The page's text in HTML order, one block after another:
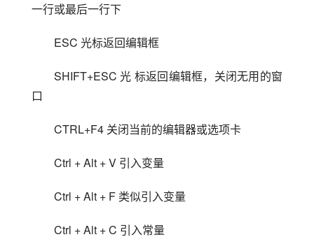
一行或最后一行下
ESC 光标返回编辑框
SHIFT+ESC 光 标返回编辑框，关闭无用的窗
口
CTRL+F4 关闭当前的编辑器或选项卡
Ctrl + Alt + V 引入变量
Ctrl + Alt + F 类似引入变量
Ctrl + Alt + C 引入常量